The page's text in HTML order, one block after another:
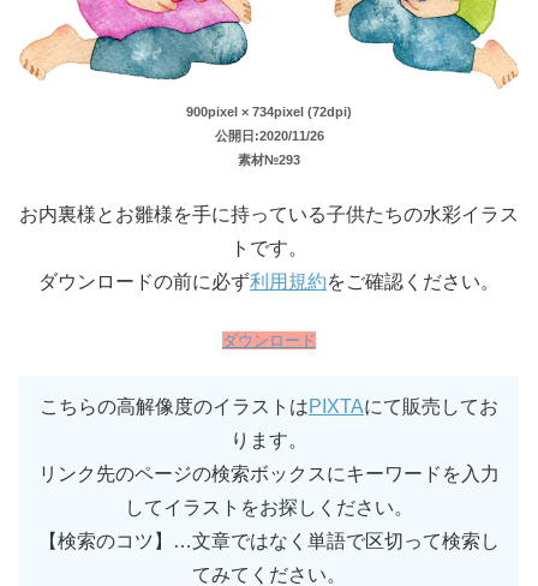
900pixel × 734pixel (72dpi)
公開日:2020/11/26
素材№293
お内裏様とお雛様を手に持っている子供たちの水彩イラス
トです。
ダウンロードの前に必ず利用規約をご確認ください。
ダウンロード
こちらの高解像度のイラストはPIXTAにて販売してお
ります。
リンク先のページの検索ボックスにキーワードを入力
してイラストをお探しください。
【検索のコツ】…文章ではなく単語で区切って検索し
てみてください。